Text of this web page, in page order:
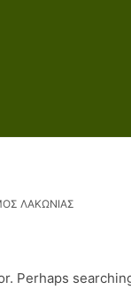
ΛΑΚΩΝΙΑΣ
Perhaps